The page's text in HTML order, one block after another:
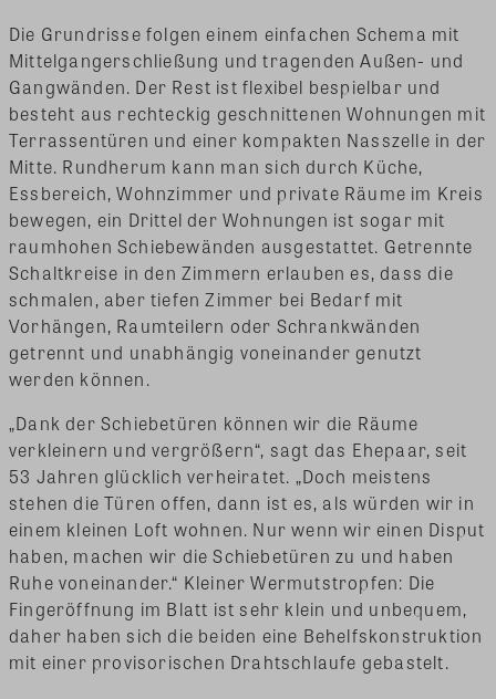
Die Grundrisse folgen einem einfachen Schema mit
Mittelgangerschließung und tragenden Außen- und
Gangwänden. Der Rest ist flexibel bespielbar und
besteht aus rechteckig geschnittenen Wohnungen mit
Terrassentüren und einer kompakten Nasszelle in der
Mitte. Rundherum kann man sich durch Küche,
Essbereich, Wohnzimmer und private Räume im Kreis
bewegen, ein Drittel der Wohnungen ist sogar mit
raumhohen Schiebewänden ausgestattet. Getrennte
Schaltkreise in den Zimmern erlauben es, dass die
schmalen, aber tiefen Zimmer bei Bedarf mit
Vorhängen, Raumteilern oder Schrankwänden
getrennt und unabhängig voneinander genutzt
werden können.
„Dank der Schiebetüren können wir die Räume
verkleinern und vergrößern“, sagt das Ehepaar, seit
53 Jahren glücklich verheiratet. „Doch meistens
stehen die Türen offen, dann ist es, als würden wir in
einem kleinen Loft wohnen. Nur wenn wir einen Disput
haben, machen wir die Schiebetüren zu und haben
Ruhe voneinander.“ Kleiner Wermutstropfen: Die
Fingeröffnung im Blatt ist sehr klein und unbequem,
daher haben sich die beiden eine Behelfskonstruktion
mit einer provisorischen Drahtschlaufe gebastelt.